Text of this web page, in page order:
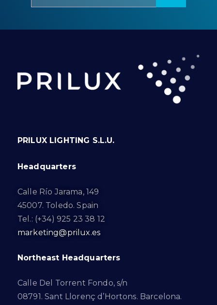
PRILUX LIGHTING S.L.U.
Headquarters
Calle Río Jarama, 149
45007. Toledo. Spain
Tel.: (+34) 925 23 38 12
marketing@prilux.es
Northeast Headquarters
Calle Del Torrent Fondo, s/n
08791. Sant Llorenç d’Hortons. Barcelona.